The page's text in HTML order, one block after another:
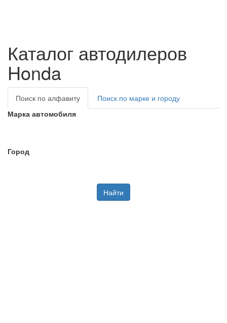
Каталог автодилеров
Honda
Поиск по алфавиту
Поиск по марке и городу
Марка автомобиля
Город
Найти